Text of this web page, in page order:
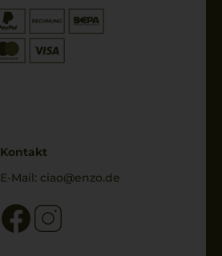
Kontakt
E-Mail: ciao@enzo.de